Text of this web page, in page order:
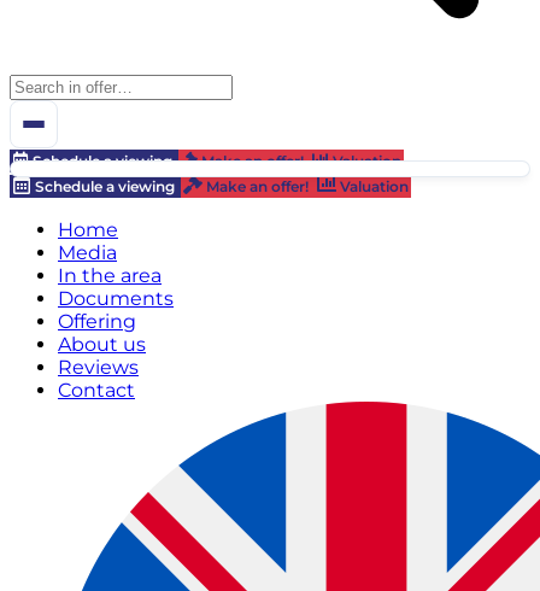
Schedule a viewing Make an offer!
Valuation
Schedule a viewing
Make an offer! Valuation
Home
Media
In the area
Documents
Offering
About us
Reviews
Contact